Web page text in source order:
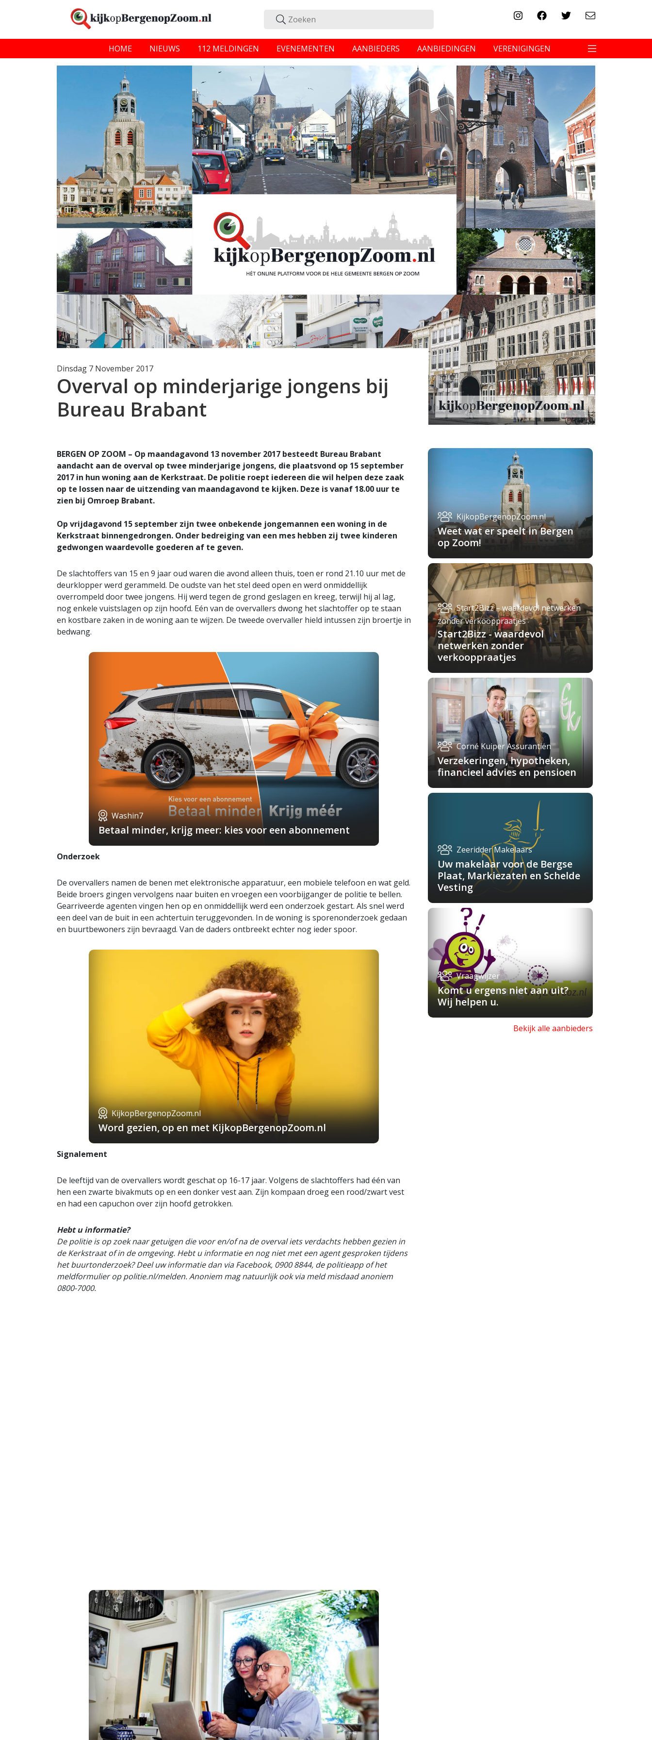
HOME NIEUWS 112 MELDINGEN EVENEMENTEN AANBIEDERS AANBIEDINGEN VERENIGINGEN
Dinsdag 7 November 2017
Overval op minderjarige jongens bij
Bureau Brabant
BERGEN OP ZOOM – Op maandagavond 13 november 2017 besteedt Bureau Brabant
aandacht aan de overval op twee minderjarige jongens, die plaatsvond op 15 september
2017 in hun woning aan de Kerkstraat. De politie roept iedereen die wil helpen deze zaak
op te lossen naar de uitzending van maandagavond te kijken. Deze is vanaf 18.00 uur te
zien bij Omroep Brabant.
Op vrijdagavond 15 september zijn twee onbekende jongemannen een woning in de
Kerkstraat binnengedrongen. Onder bedreiging van een mes hebben zij twee kinderen
gedwongen waardevolle goederen af te geven.
De slachtoffers van 15 en 9 jaar oud waren die avond alleen thuis, toen er rond 21.10 uur met de
deurklopper werd gerammeld. De oudste van het stel deed open en werd onmiddellijk
overrompeld door twee jongens. Hij werd tegen de grond geslagen en kreeg, terwijl hij al lag,
nog enkele vuistslagen op zijn hoofd. Eén van de overvallers dwong het slachtoffer op te staan
en kostbare zaken in de woning aan te wijzen. De tweede overvaller hield intussen zijn broertje in
bedwang.
Washin7
Betaal minder, krijg meer: kies voor een abonnement
Onderzoek
De overvallers namen de benen met elektronische apparatuur, een mobiele telefoon en wat geld.
Beide broers gingen vervolgens naar buiten en vroegen een voorbijganger de politie te bellen.
Gearriveerde agenten vingen hen op en onmiddellijk werd een onderzoek gestart. Als snel werd
een deel van de buit in een achtertuin teruggevonden. In de woning is sporenonderzoek gedaan
en buurtbewoners zijn bevraagd. Van de daders ontbreekt echter nog ieder spoor.
KijkopBergenopZoom.nl
Word gezien, op en met KijkopBergenopZoom.nl
Signalement
De leeftijd van de overvallers wordt geschat op 16-17 jaar. Volgens de slachtoffers had één van
hen een zwarte bivakmuts op en een donker vest aan. Zijn kompaan droeg een rood/zwart vest
en had een capuchon over zijn hoofd getrokken.
Hebt u informatie?
De politie is op zoek naar getuigen die voor en/of na de overval iets verdachts hebben gezien in
de Kerkstraat of in de omgeving. Hebt u informatie en nog niet met een agent gesproken tijdens
het buurtonderzoek? Deel uw informatie dan via Facebook, 0900 8844, de politieapp of het
meldformulier op politie.nl/melden. Anoniem mag natuurlijk ook via meld misdaad anoniem
0800-7000.
KijkopBergenopZoom.nl
Weet wat er speelt in Bergen
op Zoom!
Start2Bizz – waardevol netwerken
zonder verkooppraatjes
Start2Bizz - waardevol
netwerken zonder
verkooppraatjes
Corné Kuiper Assurantiën
Verzekeringen, hypotheken,
financieel advies en pensioen
Zeeridder Makelaars
Uw makelaar voor de Bergse
Plaat, Markiezaten en Schelde
Vesting
Vraagwijzer
Komt u ergens niet aan uit?
Wij helpen u.
Bekijk alle aanbieders